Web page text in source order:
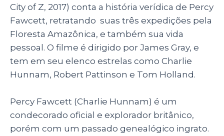
A
p
p
b
o
o
k
dI
n
City of Z, 2017) conta a história verídica de Percy
Fawcett, retratando suas três expedições pela
Floresta Amazônica, e também sua vida
pessoal. O filme é dirigido por James Gray, e
tem em seu elenco estrelas como Charlie
Hunnam, Robert Pattinson e Tom Holland.
Percy Fawcett (Charlie Hunnam) é um
condecorado oficial e explorador britânico,
porém com um passado genealógico ingrato.